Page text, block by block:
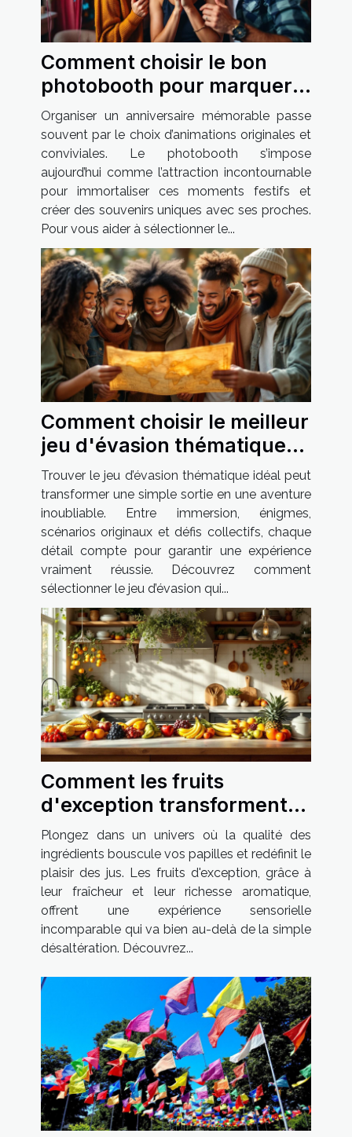
Comment choisir le bon
photobooth pour marquer
son anniversaire ?
Organiser un anniversaire mémorable passe
souvent par le choix d’animations originales et
conviviales. Le photobooth s’impose
aujourd’hui comme l’attraction incontournable
pour immortaliser ces moments festifs et
créer des souvenirs uniques avec ses proches.
Pour vous aider à sélectionner le...
Comment choisir le meilleur
jeu d'évasion thématique
pour votre prochaine sortie
?
Trouver le jeu d’évasion thématique idéal peut
transformer une simple sortie en une aventure
inoubliable. Entre immersion, énigmes,
scénarios originaux et défis collectifs, chaque
détail compte pour garantir une expérience
vraiment réussie. Découvrez comment
sélectionner le jeu d’évasion qui...
Comment les fruits
d'exception transforment
votre expérience des jus ?
Plongez dans un univers où la qualité des
ingrédients bouscule vos papilles et redéfinit le
plaisir des jus. Les fruits d'exception, grâce à
leur fraîcheur et leur richesse aromatique,
offrent une expérience sensorielle
incomparable qui va bien au-delà de la simple
désaltération. Découvrez...